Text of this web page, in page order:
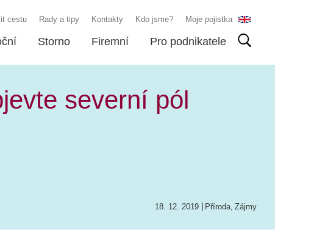
cestu Rady a tipy Kontakty Kdo jsme? Moje pojistka
Storno Firemní Pro podnikatele
severní pól
18. 12. 2019 Příroda, Zájmy